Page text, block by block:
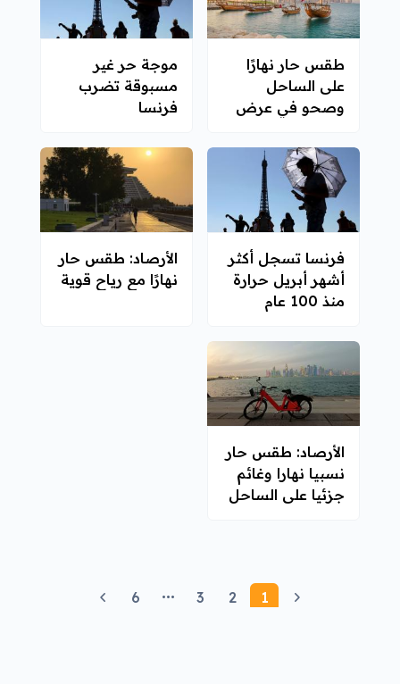
طقس حار نهارًا
على الساحل
وصحو في عرض
موجة حر غير
مسبوقة تضرب
فرنسا
فرنسا تسجل أكثر
أشهر أبريل حرارة
منذ 100 عام
الأرصاد: طقس حار
نهارًا مع رياح قوية
الأرصاد: طقس حار
نسبيا نهارا وغائم
جزئيا على الساحل
1
2
3
6